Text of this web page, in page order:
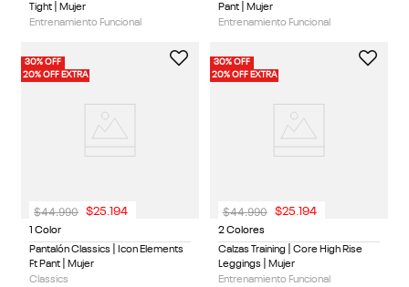
Tight | Mujer
Entrenamiento Funcional
Pant | Mujer
Entrenamiento Funcional
30% OFF
20% OFF EXTRA
1 Color
Pantalón Classics | Icon Elements
Ft Pant | Mujer
Classics
$44.990 $25. 194
30% OFF
20% OFF EXTRA
2 Colores
Calzas Training | Core High Rise
Leggings | Mujer
Entrenamiento Funcional
$44.990 $25.194